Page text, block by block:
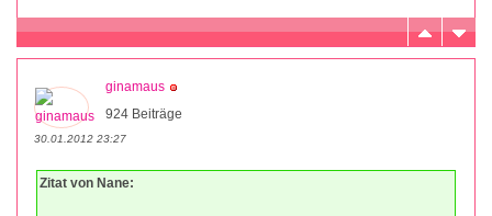
ginamaus
924 Beiträge
30.01.2012 23:27
Zitat von Nane: